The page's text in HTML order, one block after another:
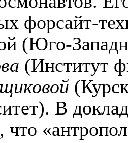
форсайт-
(Юго-
(Институт
(
). В
что